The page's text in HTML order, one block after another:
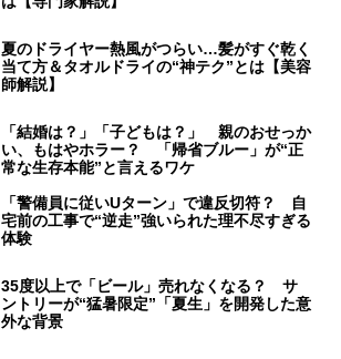
夏のドライヤー熱風がつらい…髪がすぐ乾く
当て方＆タオルドライの“神テク”とは【美容
師解説】
「結婚は？」「子どもは？」 親のおせっか
い、もはやホラー？ 「帰省ブルー」が“正
常な生存本能”と言えるワケ
「警備員に従いUターン」で違反切符？ 自
宅前の工事で“逆走”強いられた理不尽すぎる
体験
35度以上で「ビール」売れなくなる？ サ
ントリーが“猛暑限定”「夏生」を開発した意
外な背景